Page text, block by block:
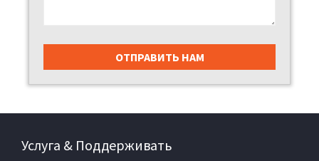
Услуга & Поддерживать